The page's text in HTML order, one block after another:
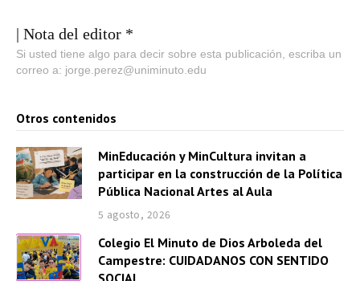
u
c
t
r
d
e
a
d
i
| Nota del editor *
Si usted tiene algo para decir sobre esta publicación, escriba un
correo a: jorge.perez@uniminuto.edu
Otros contenidos
MinEducación y MinCultura invitan a
participar en la construcción de la Política
Pública Nacional Artes al Aula
5 agosto, 2026
Colegio El Minuto de Dios Arboleda del
Campestre: CUIDADANOS CON SENTIDO